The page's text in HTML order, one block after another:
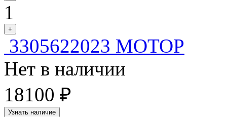
1
+
3305622023 МОТОР
Нет в наличии
18100 ₽
Узнать наличие